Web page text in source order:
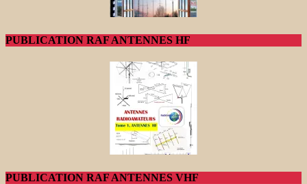
PUBLICATION RAF ANTENNES HF
PUBLICATION RAF ANTENNES VHF